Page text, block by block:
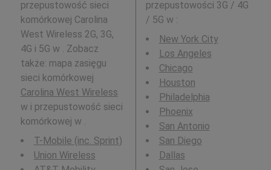
przepustowość sieci
komórkowej Carolina
West Wireless 2G, 3G,
4G i 5G w . Zobacz
także: mapa zasięgu
sieci komórkowej
Carolina West Wireless
w i przepustowość sieci
komórkowej w .
T-Mobile (inc. Sprint)
Union Wireless
przepustowości 3G / 4G
/ 5G w :
New York City
Los Angeles
Chicago
Houston
Philadelphia
Phoenix
San Antonio
San Diego
Dallas